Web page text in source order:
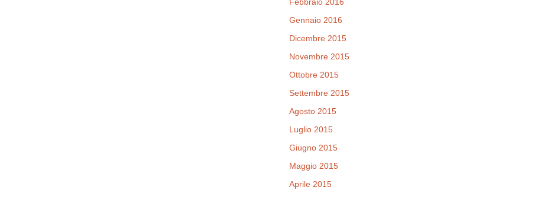
Gennaio 2016
Dicembre 2015
Novembre 2015
Ottobre 2015
Settembre 2015
Agosto 2015
Luglio 2015
Giugno 2015
Maggio 2015
Aprile 2015